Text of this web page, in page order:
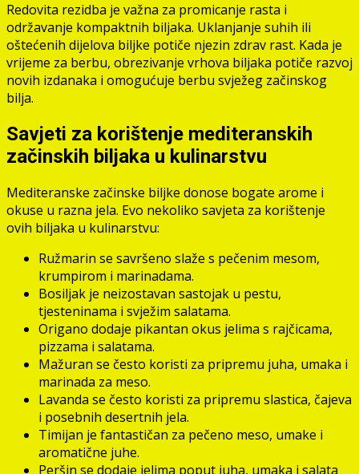
Redovita rezidba je važna za promicanje rasta i
održavanje kompaktnih biljaka. Uklanjanje suhih ili
oštećenih dijelova biljke potiče njezin zdrav rast. Kada je
vrijeme za berbu, obrezivanje vrhova biljaka potiče razvoj
novih izdanaka i omogućuje berbu svježeg začinskog
bilja.
Savjeti za korištenje mediteranskih
začinskih biljaka u kulinarstvu
Mediteranske začinske biljke donose bogate arome i
okuse u razna jela. Evo nekoliko savjeta za korištenje
ovih biljaka u kulinarstvu:
Ružmarin se savršeno slaže s pečenim mesom,
krumpirom i marinadama.
Bosiljak je neizostavan sastojak u pestu,
tjesteninama i svježim salatama.
Origano dodaje pikantan okus jelima s rajčicama,
pizzama i salatama.
Mažuran se često koristi za pripremu juha, umaka i
marinada za meso.
Lavanda se često koristi za pripremu slastica, čajeva
i posebnih desertnih jela.
Timijan je fantastičan za pečeno meso, umake i
aromatične juhe.
Peršin se dodaje jelima poput juha, umaka i salata